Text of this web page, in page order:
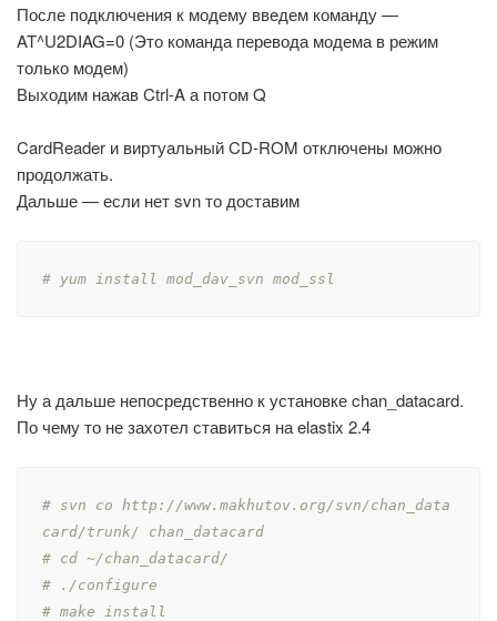
После подключения к модему введем команду —
AT^U2DIAG=0 (Это команда перевода модема в режим
только модем)
Выходим нажав Ctrl-A а потом Q
CardReader и виртуальный CD-ROM отключены можно
продолжать.
Дальше — если нет svn то доставим
# yum install mod_dav_svn mod_ssl
Ну а дальше непосредственно к установке chan_datacard.
По чему то не захотел ставиться на elastix 2.4
# svn co http://www.makhutov.org/svn/chan_data
card/trunk/ chan_datacard
# cd ~/chan_datacard/
# ./configure
# make install